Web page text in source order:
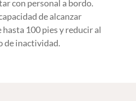
con personal a bordo.
de alcanzar
100 pies y reducir al
de inactividad.